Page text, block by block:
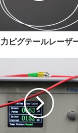
ーザー IRレーザー
ピグテールレーザ